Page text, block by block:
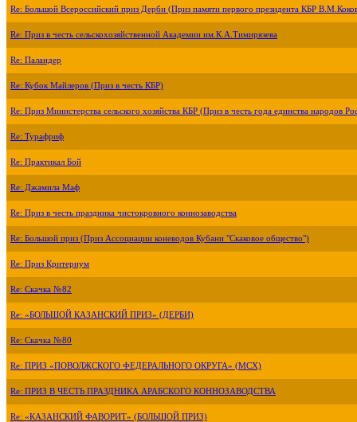
Re: Большой Всероссийский приз Дерби (Приз памяти первого президента КБР
Re: Приз в честь сельскохозяйственной Академии им.К.А.Тимирязева
Re: Паландер
Re: Кубок Майлеров (Приз в честь КБР)
Re: Приз Министерства сельского хозяйства КБР (Приз в честь года единства народов
Re: Турафриф
Re: Практикал Бой
Re: Джамила Маф
Re: Приз в честь праздника чистокровного коннозаводства
Re: Большой приз (Приз Ассоциации коневодов Кубани "Скаковое общество")
Re: Приз Критериум
Re: Скачка №82
Re: «БОЛЬШОЙ КАЗАНСКИЙ ПРИЗ» (ДЕРБИ)
Re: Скачка №80
Re: ПРИЗ «ПОВОЛЖСКОГО ФЕДЕРАЛЬНОГО ОКРУГА» (МСХ)
Re: ПРИЗ В ЧЕСТЬ ПРАЗДНИКА АРАБСКОГО КОННОЗАВОДСТВА
Re: «КАЗАНСКИЙ ФАВОРИТ» (БОЛЬШОЙ ПРИЗ)